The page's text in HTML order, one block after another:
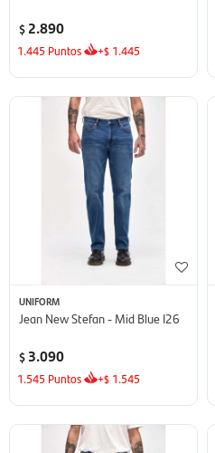
$ 2.890
1.445 Puntos +$ 1.445
UNIFORM
Jean New Stefan - Mid Blue I26
$ 3.090
1.545 Puntos +$ 1.545